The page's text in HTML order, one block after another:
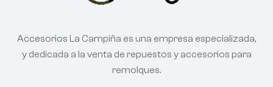
Accesorios La Campiña es una empresa especializada,
y dedicada a la venta de repuestos y accesorios para
remolques.